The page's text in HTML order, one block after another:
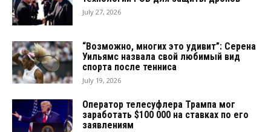
July 27, 2026
“Возможно, многих это удивит”: Серена
Уильямс назвала свой любимый вид
спорта после тенниса
July 19, 2026
Оператор телесуфлера Трампа мог
заработать $100 000 на ставках по его
заявлениям